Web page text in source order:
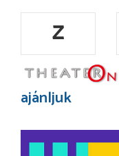
Z
ajánljuk